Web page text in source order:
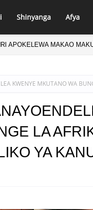
Shinyanga Afya
APOKELEWA MAKAO
KWENYE MKUTANO WA
LA
YA